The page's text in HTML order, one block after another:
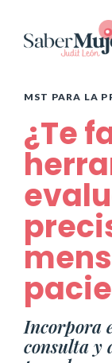
MST PARA LA
¿Te
Incorpora
consulta y